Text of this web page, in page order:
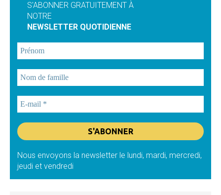
S'ABONNER GRATUITEMENT À
NOTRE
NEWSLETTER QUOTIDIENNE
Nous envoyons la newsletter le lundi, mardi, mercredi,
jeudi et vendredi